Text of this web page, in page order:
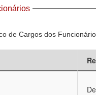
de Cargos dos